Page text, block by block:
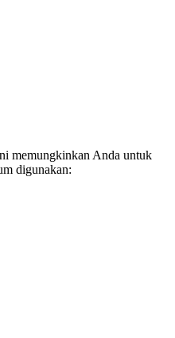
memungkinkan Anda untuk
digunakan: